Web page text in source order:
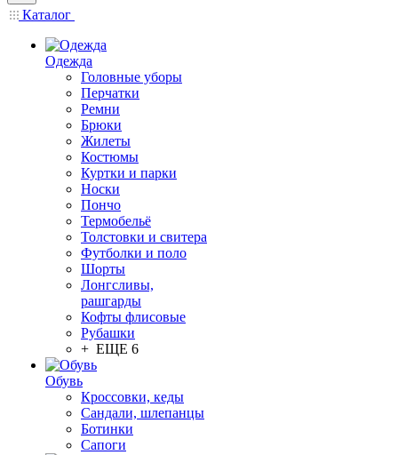
Каталог
Одежда
Головные уборы
Перчатки
Ремни
Брюки
Жилеты
Костюмы
Куртки и парки
Носки
Пончо
Термобельё
Толстовки и свитера
Футболки и поло
Шорты
Лонгсливы,
рашгарды
Кофты флисовые
Рубашки
+ ЕЩЕ 6
Обувь
Кроссовки, кеды
Сандали, шлепанцы
Ботинки
Сапоги